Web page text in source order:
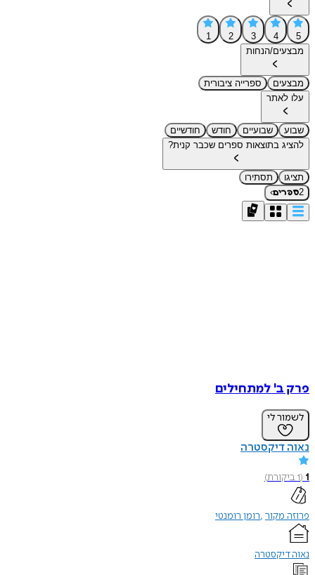
5
4
3
2
1
מבצעים/הנחות
מבצעים
ספרייה ציבורית
עלו לאתר
שבוע שבועיים חודש
חודשיים
להציג בתוצאות ספרים שכבר קנית?
תציגו
תסתירו
2ספרים›
פרק ב' למתחילים
לשמור לי
נאוה דיקסטרה
1
(
1ביקורת)
פרוזה מקור רומן רומנטי
נאוה דיקסטרה